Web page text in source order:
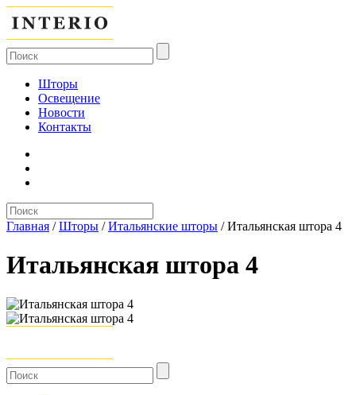
Шторы
Освещение
Новости
Контакты
Главная /Шторы /Итальянские шторы /Итальянская штора 4
Итальянская штора 4